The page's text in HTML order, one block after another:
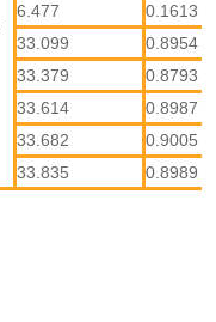
6.477 0.1613
33.099
0.8954
33.379
0.8793
33.614
0.8987
33.682
0.9005
33.835 0.8989